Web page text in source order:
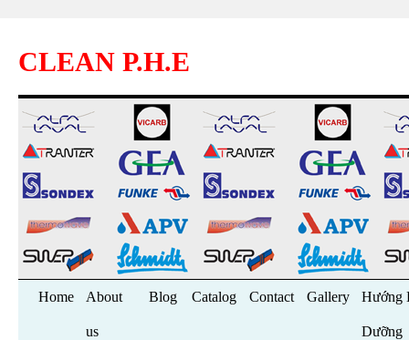
CLEAN P.H.E
Skip
Home About
us
Blog Catalog Contact Gallery Hướng
Dưỡng